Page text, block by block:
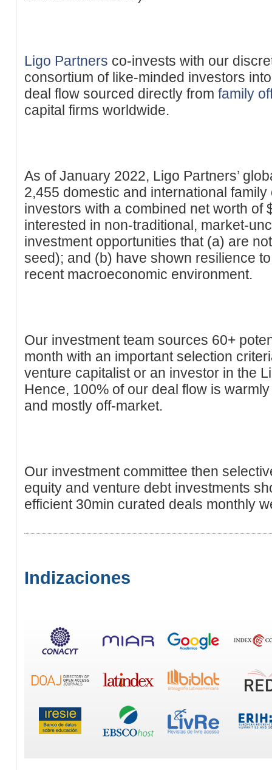
Ligo Partners co-invests with our
consortium of like-minded investors
deal flow sourced directly from family
capital firms worldwide.
As of January 2022, Ligo Partners’
2,455 domestic and international
investors with a combined net worth of
interested in non-traditional, market-
investment opportunities that (a) are
seed); and (b) have shown resilience
recent macroeconomic environment.
Our investment team sources 60+
month with an important selection
venture capitalist or an investor in the
Hence, 100% of our deal flow is
and mostly off-market.
Our investment committee then
equity and venture debt investments
efficient 30min curated deals monthly
Indizaciones